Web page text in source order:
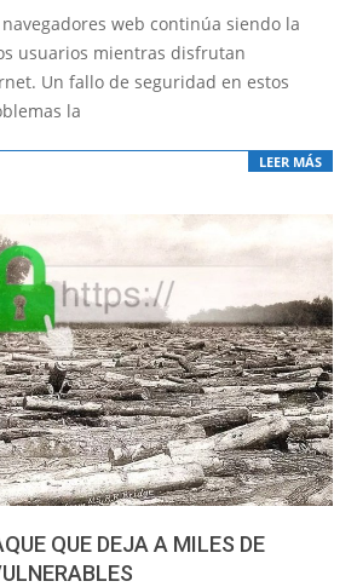
web continúa siendo la
usuarios mientras disfrutan
Un fallo de seguridad en estos
la
LEER MÁS
QUE DEJA A MILES DE